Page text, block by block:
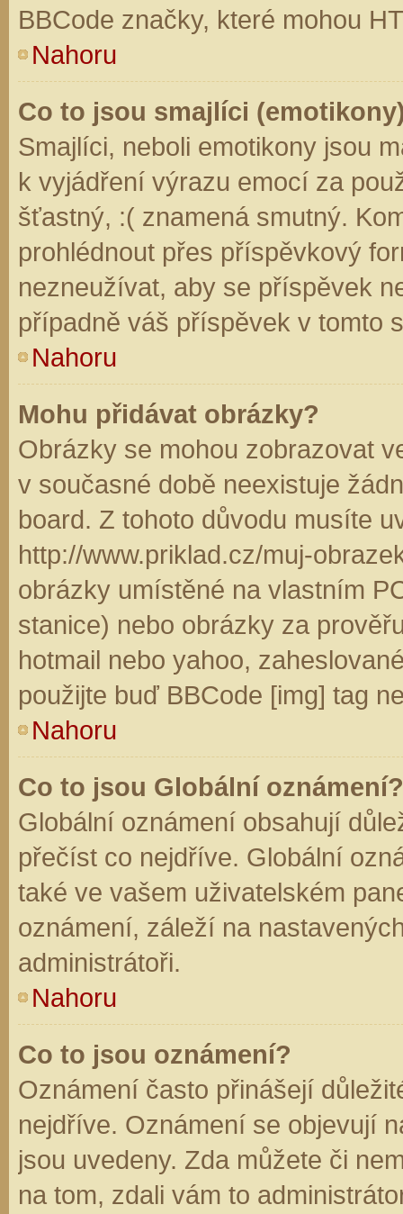
BBCode značky, které mohou
Nahoru
Co to jsou smajlíci
Smajlíci, neboli emotikony jsou
k vyjádření výrazu emocí za
šťastný, :( znamená smutný.
prohlédnout přes příspěvkový
nezneužívat, aby se příspěvek
případně váš příspěvek v tomto
Nahoru
Mohu přidávat obrázky?
Obrázky se mohou zobrazovat
v současné době neexistuje
board. Z tohoto důvodu musíte
http://www.priklad.cz/muj-
obrázky umístěné na vlastním
stanice) nebo obrázky za
hotmail nebo yahoo,
použijte buď BBCode [img] tag
Nahoru
Co to jsou Globální oznámení?
Globální oznámení obsahují
přečíst co nejdříve. Globální
také ve vašem uživatelském
oznámení, záleží na
administrátoři.
Nahoru
Co to jsou oznámení?
Oznámení často přinášejí
nejdříve. Oznámení se objevují
jsou uvedeny. Zda můžete či
na tom, zdali vám to